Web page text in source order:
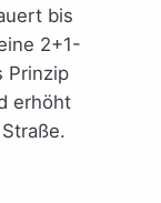
bis
2+1-
Prinzip
erhöht